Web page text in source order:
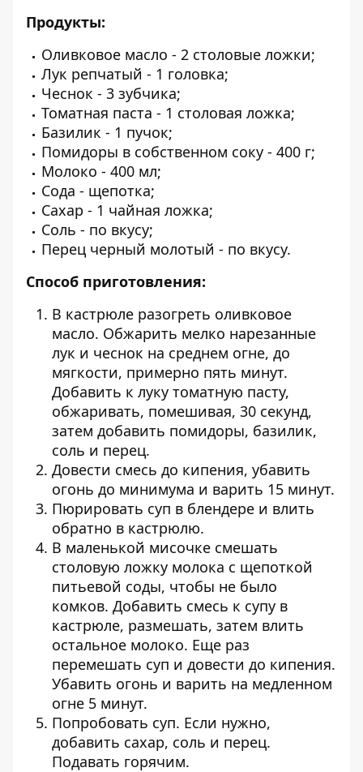
Продукты:
Оливковое масло - 2 столовые ложки;
Лук репчатый - 1 головка;
Чеснок - 3 зубчика;
Томатная паста - 1 столовая ложка;
Базилик - 1 пучок;
Помидоры в собственном соку - 400 г;
Молоко - 400 мл;
Сода - щепотка;
Сахар - 1 чайная ложка;
Соль - по вкусу;
Перец черный молотый - по вкусу.
Способ приготовления:
В кастрюле разогреть оливковое
масло. Обжарить мелко нарезанные
лук и чеснок на среднем огне, до
мягкости, примерно пять минут.
Добавить к луку томатную пасту,
обжаривать, помешивая, 30 секунд,
затем добавить помидоры, базилик,
соль и перец.
Довести смесь до кипения, убавить
огонь до минимума и варить 15 минут.
Пюрировать суп в блендере и влить
обратно в кастрюлю.
В маленькой мисочке смешать
столовую ложку молока с щепоткой
питьевой соды, чтобы не было
комков. Добавить смесь к супу в
кастрюле, размешать, затем влить
остальное молоко. Еще раз
перемешать суп и довести до кипения.
Убавить огонь и варить на медленном
огне 5 минут.
Попробовать суп. Если нужно,
добавить сахар, соль и перец.
Подавать горячим.